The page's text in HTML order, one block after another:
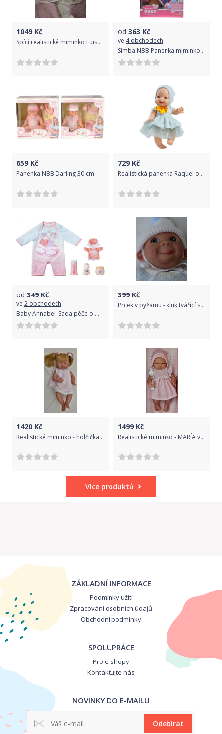
1049 Kč
Spící realistické miminko Luisa od firmy Berjuan ze Španělska
od 363 Kč
ve 4 obchodech
Simba NBB Panenka miminko černoušek 30 cm
659 Kč
Panenka NBB Darling 30 cm
729 Kč
Realistická panenka Raquel od firmy Paola Reina ze Španělska
od 349 Kč
ve 2 obchodech
Baby Annabell Sada péče o miminko
399 Kč
Prcek v pyžamu - kluk tvářící se jako ŠIBAL od f. Lamagik
1420 Kč
Realistické miminko - holčička - Ludmila od firmy D´nenes
1499 Kč
Realistické miminko - MARÍA v puntíkatém kloboučku od firmy ASIVIL
Více produktů
ZÁKLADNÍ INFORMACE
Podmínky užití
Zpracování osobních údajů
Obchodní podmínky
SPOLUPRÁCE
Pro e-shopy
Kontaktujte nás
NOVINKY DO E-MAILU
Odebírat